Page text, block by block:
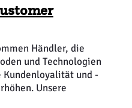
Händler, die
und Technologien
und -
Unsere